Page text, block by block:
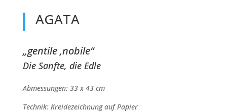
AGATA
„gentile ,nobile“
Die Sanfte, die Edle
Abmessungen: 33 x 43 cm
Technik: Kreidezeichnung auf Papier